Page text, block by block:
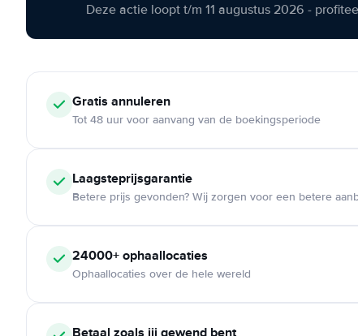
Deze actie loopt t/m 11 augustus 2026 -
Gratis annuleren
Tot 48 uur voor aanvang van de boekingsperiode
Laagsteprijsgarantie
Betere prijs gevonden? Wij zorgen voor een betere
24000+ ophaallocaties
Ophaallocaties over de hele wereld